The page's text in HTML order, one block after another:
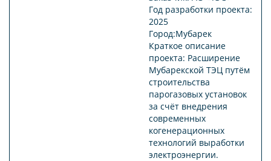
Год разработки проекта:
2025
Город:Мубарек
Краткое описание
проекта: Расширение
Мубарекской ТЭЦ путём
строительства
парогазовых установок
за счёт внедрения
современных
когенерационных
технологий выработки
электроэнергии.